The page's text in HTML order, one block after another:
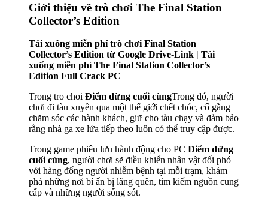
Giới thiệu về trò chơi The Final Station
Collector’s Edition
Tải xuống miễn phí trò chơi Final Station
Collector’s Edition từ Google Drive-Link | Tải
xuống miễn phí The Final Station Collector’s
Edition Full Crack PC
Trong tro choi Điểm dừng cuối cùngTrong đó, người
chơi đi tàu xuyên qua một thế giới chết chóc, cố gắng
chăm sóc các hành khách, giữ cho tàu chạy và đảm bảo
rằng nhà ga xe lửa tiếp theo luôn có thể truy cập được.
Trong game phiêu lưu hành động cho PC Điểm dừng
cuối cùng, người chơi sẽ điều khiển nhân vật đối phó
với hàng đống người nhiễm bệnh tại mỗi trạm, khám
phá những nơi bí ẩn bị lãng quên, tìm kiếm nguồn cung
cấp và những người sống sót.